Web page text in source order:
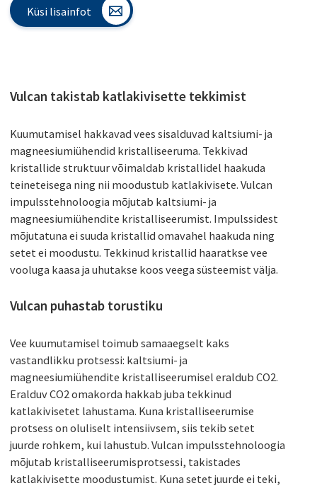
Küsi lisainfot
Vulcan takistab katlakivisette tekkimist
Kuumutamisel hakkavad vees sisalduvad kaltsiumi- ja
magneesiumiühendid kristalliseeruma. Tekkivad
kristallide struktuur võimaldab kristallidel haakuda
teineteisega ning nii moodustub katlakivisete. Vulcan
impulsstehnoloogia mõjutab kaltsiumi- ja
magneesiumiühendite kristalliseerumist. Impulssidest
mõjutatuna ei suuda kristallid omavahel haakuda ning
setet ei moodustu. Tekkinud kristallid haaratkse vee
vooluga kaasa ja uhutakse koos veega süsteemist välja.
Vulcan puhastab torustiku
Vee kuumutamisel toimub samaaegselt kaks
vastandlikku protsessi: kaltsiumi- ja
magneesiumiühendite kristalliseerumisel eraldub CO2.
Eralduv CO2 omakorda hakkab juba tekkinud
katlakivisetet lahustama. Kuna kristalliseerumise
protsess on oluliselt intensiivsem, siis tekib setet
juurde rohkem, kui lahustub. Vulcan impulsstehnoloogia
mõjutab kristalliseerumisprotsessi, takistades
katlakivisette moodustumist. Kuna setet juurde ei teki,